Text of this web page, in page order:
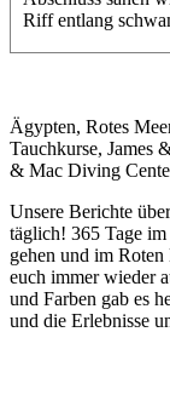
Riff entlang
Ägypten, Rotes
Tauchkurse, James
& Mac Diving
Unsere Berichte
täglich! 365 Tage
gehen und im
euch immer wieder
und Farben gab es
und die Erlebnisse